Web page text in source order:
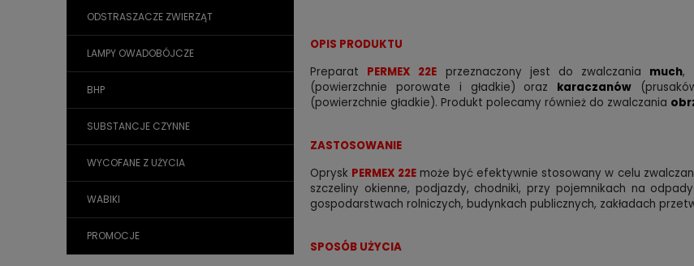
ODSTRASZACZE ZWIERZĄT
LAMPY OWADOBÓJCZE
BHP
SUBSTANCJE CZYNNE
WYCOFANE Z UŻYCIA
WABIKI
PROMOCJE
OPIS PRODUKTU
Preparat PERMEX 22E przeznaczony jest do zwalczania much,
(powierzchnie porowate i gładkie) oraz karaczanów
(powierzchnie gładkie). Produkt polecamy również do zwalczania
ZASTOSOWANIE
Oprysk PERMEX 22E może być efektywnie stosowany w celu
szczeliny okienne, podjazdy, chodniki, przy pojemnikach na
gospodarstwach rolniczych, budynkach publicznych, zakładach
SPOSÓB UŻYCIA